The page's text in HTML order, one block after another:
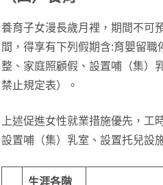
養育子女漫長歲月裡，期間不可
間，得享有下列假期含:育嬰留
整、家庭照顧假、設置哺（集）
禁止規定表）。
上述促進女性就業措施優先，
設置哺（集）乳室、設置托兒設
生涯各階